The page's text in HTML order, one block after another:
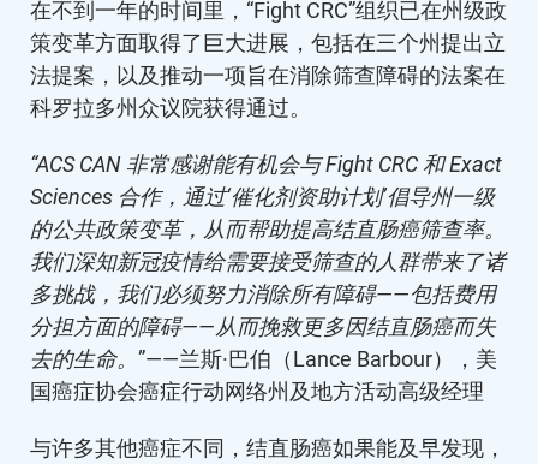
在不到一年的时间里，“Fight CRC”组织已在州级政
策变革方面取得了巨大进展，包括在三个州提出立
法提案，以及推动一项旨在消除筛查障碍的法案在
科罗拉多州众议院获得通过。
“ACS CAN 非常感谢能有机会与 Fight CRC 和 Exact
Sciences 合作，通过‘催化剂资助计划’倡导州一级
的公共政策变革，从而帮助提高结直肠癌筛查率。
我们深知新冠疫情给需要接受筛查的人群带来了诸
多挑战，我们必须努力消除所有障碍——包括费用
分担方面的障碍——从而挽救更多因结直肠癌而失
去的生命。 ”——兰斯·巴伯（Lance Barbour），美
国癌症协会癌症行动网络州及地方活动高级经理
与许多其他癌症不同，结直肠癌如果能及早发现，